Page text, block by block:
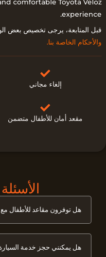
comfortable Toyota Veloz
experience.
قبل المتابعة، يرجى تخصيص بعض
والأحكام الخاصة بنا.
إلغاء مجاني
مقعد أمان للأطفال متضمن
هل توفرون مقاعد للأطفال
هل يمكنني حجز خدمة